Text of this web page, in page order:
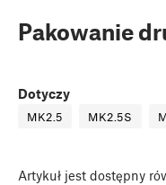
Pakowanie
Dotyczy
MK2.5 MK2.5S
Artykuł jest dostępny